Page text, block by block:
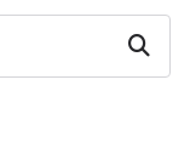
Search